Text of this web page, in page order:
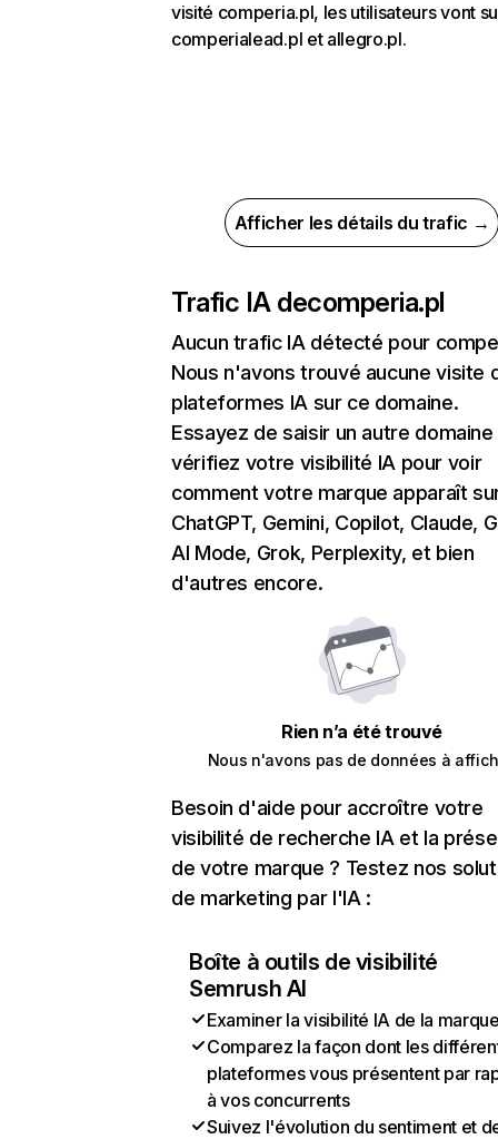
visité comperia.pl, les utilisateurs vont
comperialead.pl et allegro.pl.
Afficher les détails du trafic →
Trafic IA decomperia.pl
Aucun trafic IA détecté pour
Nous n'avons trouvé aucune visite
plateformes IA sur ce domaine.
Essayez de saisir un autre domaine
vérifiez votre visibilité IA pour voir
comment votre marque apparaît
ChatGPT, Gemini, Copilot, Claude,
AI Mode, Grok, Perplexity, et bien
d'autres encore.
Rien n’a été trouvé
Nous n'avons pas de données à
Besoin d'aide pour accroître votre
visibilité de recherche IA et la
de votre marque ? Testez nos
de marketing par l'IA :
Boîte à outils de visibilité
Semrush AI
Examiner la visibilité IA de la
Comparez la façon dont les
plateformes vous présentent par
à vos concurrents
Suivez l'évolution du sentiment et